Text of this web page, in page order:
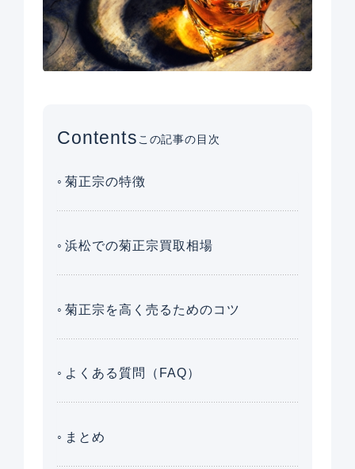
Contentsこの記事の目次
菊正宗の特徴
浜松での菊正宗買取相場
菊正宗を高く売るためのコツ
よくある質問（FAQ）
まとめ